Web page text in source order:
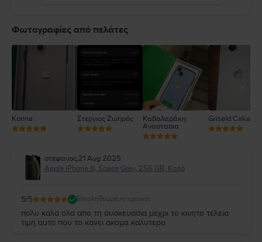
4
Φωτογραφίες από πελάτες
Korina Στεργιος Ζωηρός
Καβαλαράκη
Αναστασια
Griseld Ceka
στεφανος,21 Aug 2025
Apple iPhone X, Space Grey, 256 GB, Καλό
5/5 Επαληθευμένη κριτική
πολυ καλα ολα απο τη συσκευασια μεχρι το κινητο τελεια
τιμη αυτο που το κανει ακομα καλυτερο